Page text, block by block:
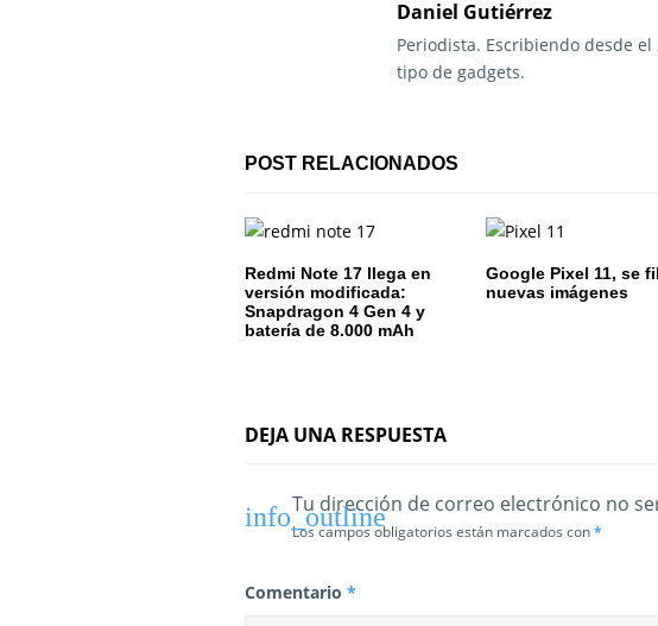
ó
d
e
e
t
a
a
Daniel Gutiérrez
Periodista. Escribiendo desde
tipo de gadgets.
POST RELACIONADOS
Redmi Note 17 llega en
versión modificada:
Snapdragon 4 Gen 4 y
batería de 8.000 mAh
Google Pixel 11, se
nuevas imágenes
DEJA UNA RESPUESTA
Tu dirección de correo electrónico no
Los campos obligatorios están marcados con*
Comentario *